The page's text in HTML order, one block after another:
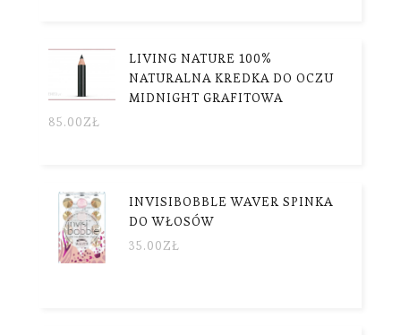
LIVING NATURE 100%
NATURALNA KREDKA DO OCZU
MIDNIGHT GRAFITOWA
85.00ZŁ
INVISIBOBBLE WAVER SPINKA
DO WŁOSÓW
35.00ZŁ